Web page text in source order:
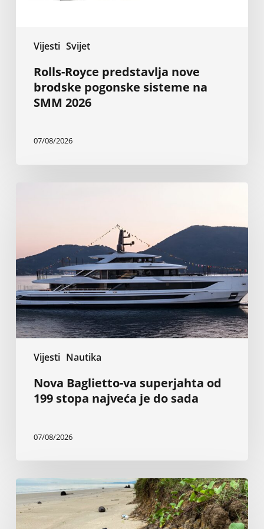
Vijesti Svijet
Rolls-Royce predstavlja nove
brodske pogonske sisteme na
SMM 2026
07/08/2026
Vijesti Nautika
199
stopa
najveća
je
do
sada
Nova Baglietto-va superjahta od
199 stopa najveća je do sada
07/08/2026
Inženjer
tvrdi
da